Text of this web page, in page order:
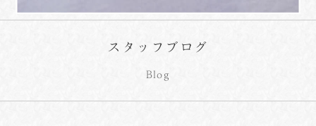
スタッフブログ
Blog